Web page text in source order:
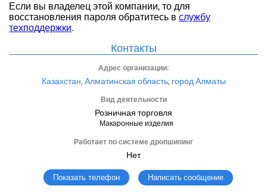
Если вы владелец этой компании, то для
восстановления пароля обратитесь в службу
техподдержки.
Контакты
Адрес организации:
Казахстан, Алматинская область, город Алматы
Вид деятельности
Розничная торговля
Макаронные изделия
Работает по системе дропшипинг
Нет
Показать телефон Написать сообщение